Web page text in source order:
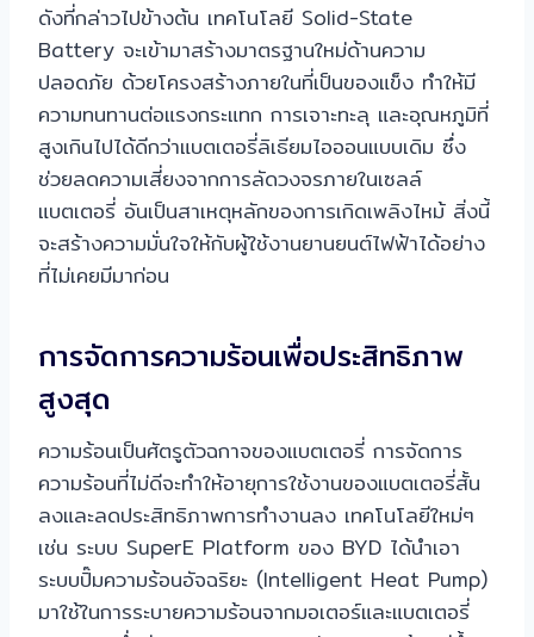
ดังที่กล่าวไปข้างต้น เทคโนโลยี Solid-State
Battery จะเข้ามาสร้างมาตรฐานใหม่ด้านความ
ปลอดภัย ด้วยโครงสร้างภายในที่เป็นของแข็ง ทำให้มี
ความทนทานต่อแรงกระแทก การเจาะทะลุ และอุณหภูมิที่
สูงเกินไปได้ดีกว่าแบตเตอรี่ลิเธียมไอออนแบบเดิม ซึ่ง
ช่วยลดความเสี่ยงจากการลัดวงจรภายในเซลล์
แบตเตอรี่ อันเป็นสาเหตุหลักของการเกิดเพลิงไหม้ สิ่งนี้
จะสร้างความมั่นใจให้กับผู้ใช้งานยานยนต์ไฟฟ้าได้อย่าง
ที่ไม่เคยมีมาก่อน
การจัดการความร้อนเพื่อประสิทธิภาพ
สูงสุด
ความร้อนเป็นศัตรูตัวฉกาจของแบตเตอรี่ การจัดการ
ความร้อนที่ไม่ดีจะทำให้อายุการใช้งานของแบตเตอรี่สั้น
ลงและลดประสิทธิภาพการทำงานลง เทคโนโลยีใหม่ๆ
เช่น ระบบ SuperE Platform ของ BYD ได้นำเอา
ระบบปั๊มความร้อนอัจฉริยะ (Intelligent Heat Pump)
มาใช้ในการระบายความร้อนจากมอเตอร์และแบตเตอรี่